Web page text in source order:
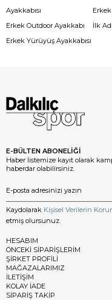
Ayakkabısı
Erkek Outdoor Ayakkabı
Erkek Yürüyüş Ayakkabısı
İlk
E-BÜLTEN ABONELİĞİ
Haber listemize kayıt olarak
haberdar olabilirsiniz.
Kaydolarak Kişisel Verilerin
etmiş olursunuz.
HESABIM
ÖNCEKİ SİPARİŞLERİM
ŞİRKET PROFİLİ
MAĞAZALARIMIZ
İLETİŞİM
KOLAY İADE
SİPARİŞ TAKİP